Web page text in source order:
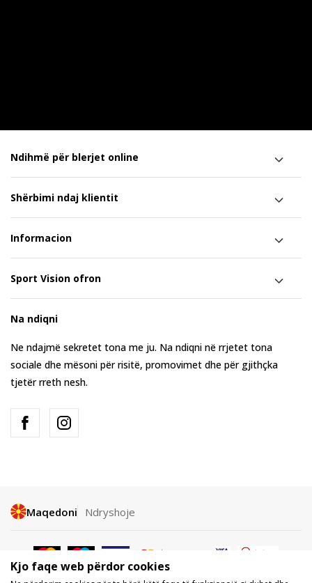
Ndihmë për blerjet online
Shërbimi ndaj klientit
Informacion
Sport Vision ofron
Na ndiqni
Ne ndajmë sekretet tona me ju. Na ndiqni në rrjetet tona
sociale dhe mësoni për risitë, promovimet dhe për gjithçka
tjetër rreth nesh.
Maqedoni Ndryshoje
Kjo faqe web përdor cookies